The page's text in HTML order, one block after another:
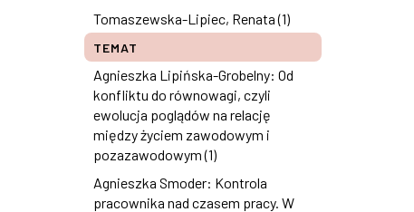
Tomaszewska-Lipiec, Renata (1)
TEMAT
Agnieszka Lipińska-Grobelny: Od
konfliktu do równowagi, czyli
ewolucja poglądów na relację
między życiem zawodowym i
pozazawodowym (1)
Agnieszka Smoder: Kontrola
pracownika nad czasem pracy. W